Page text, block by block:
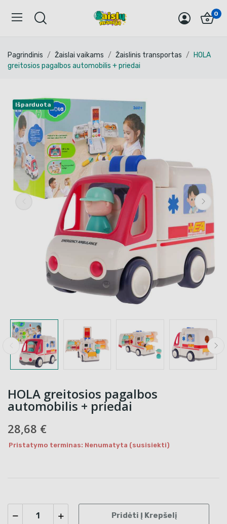
0
Pagrindinis Žaislai vaikams Žaislinis transportas
HOLA
greitosios pagalbos automobilis + priedai
Išparduota
HOLA greitosios pagalbos
automobilis + priedai
28,68 €
Pristatymo terminas: Nenumatyta (susisiekti)
Pridėti Į Krepšelį